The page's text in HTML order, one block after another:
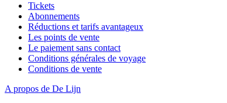
Tickets
Abonnements
Réductions et tarifs avantageux
Les points de vente
Le paiement sans contact
Conditions générales de voyage
Conditions de vente
A propos de De Lijn